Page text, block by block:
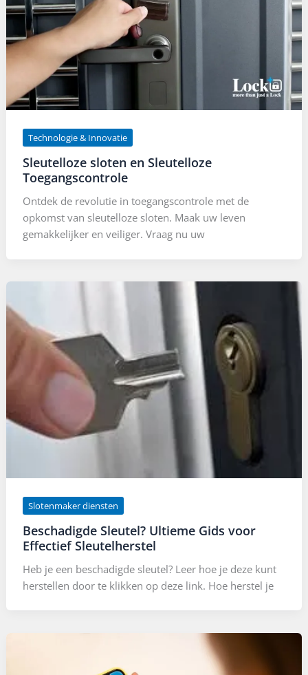
Technologie & Innovatie
Sleutelloze sloten en Sleutelloze
Toegangscontrole
Ontdek de revolutie in toegangscontrole met de
opkomst van sleutelloze sloten. Maak uw leven
gemakkelijker en veiliger. Vraag nu uw
Slotenmaker diensten
Beschadigde Sleutel? Ultieme Gids voor
Effectief Sleutelherstel
Heb je een beschadigde sleutel? Leer hoe je deze kunt
herstellen door te klikken op deze link. Hoe herstel je